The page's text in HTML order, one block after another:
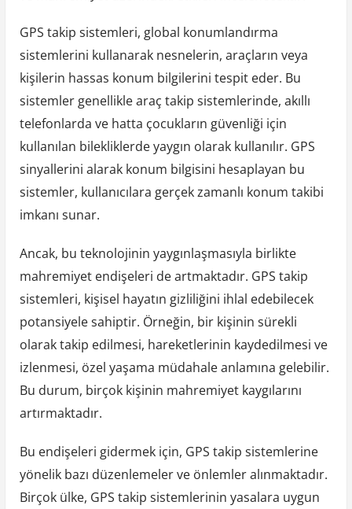
GPS takip sistemleri, global konumlandırma
sistemlerini kullanarak nesnelerin, araçların veya
kişilerin hassas konum bilgilerini tespit eder. Bu
sistemler genellikle araç takip sistemlerinde, akıllı
telefonlarda ve hatta çocukların güvenliği için
kullanılan bilekliklerde yaygın olarak kullanılır. GPS
sinyallerini alarak konum bilgisini hesaplayan bu
sistemler, kullanıcılara gerçek zamanlı konum takibi
imkanı sunar.
Ancak, bu teknolojinin yaygınlaşmasıyla birlikte
mahremiyet endişeleri de artmaktadır. GPS takip
sistemleri, kişisel hayatın gizliliğini ihlal edebilecek
potansiyele sahiptir. Örneğin, bir kişinin sürekli
olarak takip edilmesi, hareketlerinin kaydedilmesi ve
izlenmesi, özel yaşama müdahale anlamına gelebilir.
Bu durum, birçok kişinin mahremiyet kaygılarını
artırmaktadır.
Bu endişeleri gidermek için, GPS takip sistemlerine
yönelik bazı düzenlemeler ve önlemler alınmaktadır.
Birçok ülke, GPS takip sistemlerinin yasalara uygun